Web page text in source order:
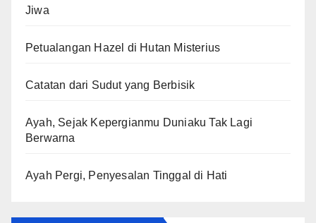
Jiwa
Petualangan Hazel di Hutan Misterius
Catatan dari Sudut yang Berbisik
Ayah, Sejak Kepergianmu Duniaku Tak Lagi
Berwarna
Ayah Pergi, Penyesalan Tinggal di Hati